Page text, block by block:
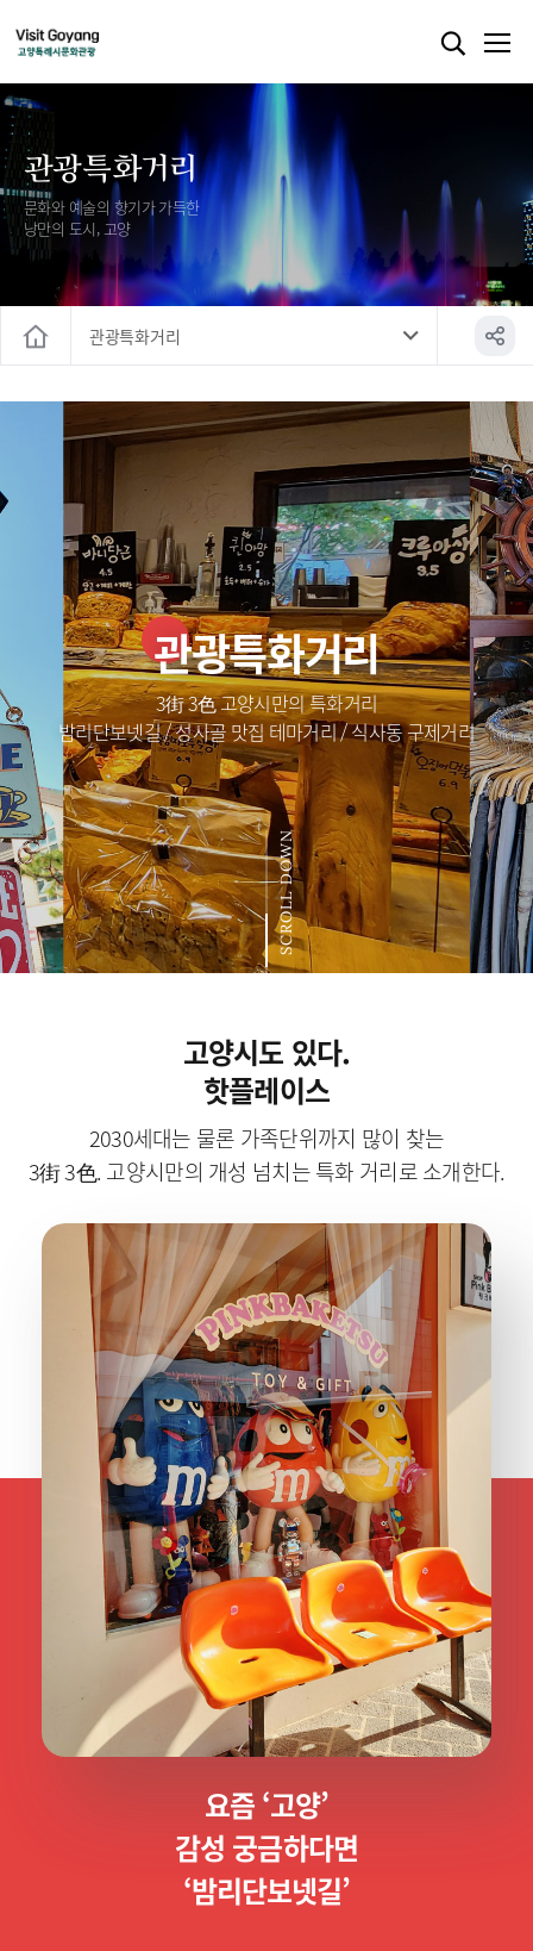
관광특화거리
문화와 예술의 향기가 가득한
낭만의 도시, 고양
관광특화거리
관광특화거리
3街 3色 고양시만의 특화거리
밤리단보넷길 / 성사골 맛집 테마거리 / 식사동 구제거리
SCROLL DOWN
고양시도 있다.
핫플레이스
2030세대는 물론 가족단위까지 많이 찾는
3街 3色. 고양시만의 개성 넘치는 특화 거리로 소개한다.
요즘 ‘고양’
감성 궁금하다면
‘밤리단보넷길’